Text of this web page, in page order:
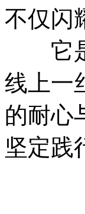
不仅闪
它是
线上一
的耐心
坚定践